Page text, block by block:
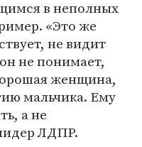
в неполных
«Это же
не видит
не понимает,
женщина,
мальчика. Ему
а не
ЛДПР.